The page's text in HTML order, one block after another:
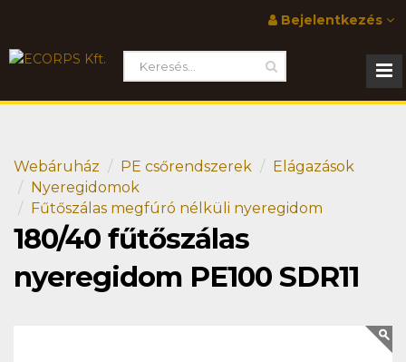
Bejelentkezés
Webáruház PE csőrendszerek
Elágazások
Nyeregidomok
Fűtőszálas megfúró nélküli nyeregidom
180/40 fűtőszálas
nyeregidom PE100 SDR11